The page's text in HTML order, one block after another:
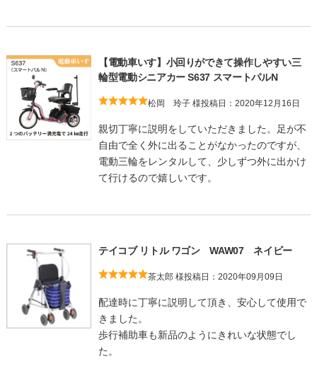
【電動車いす】小回りができて操作しやすい三
輪型電動シニアカー S637 スマートパルN
松岡 玲子 様投稿日：2020年12月16日
親切丁寧に説明をしていただきました。足が不
自由で全く外に出ることがなかったのですが、
電動三輪をレンタルして、少しずつ外に出かけ
て行けるので嬉しいです。
テイコブ リトル ワゴン WAW07 ネイビー
茶太郎 様投稿日：2020年09月09日
配達時に丁寧に説明して頂き、安心して使用で
きました。
歩行補助車も新品のようにきれいな状態でし
た。